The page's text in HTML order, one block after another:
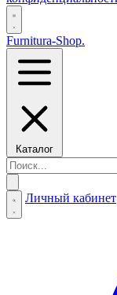
Furnitura-Shop.
Каталог
Личный кабинет